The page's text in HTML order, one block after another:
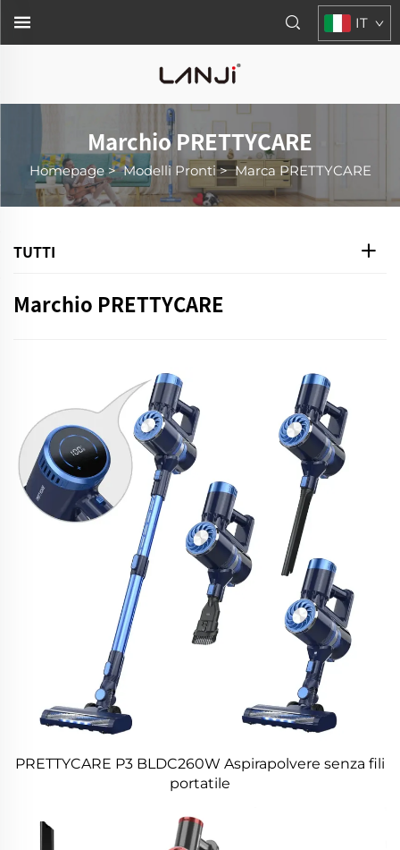
IT
Marchio PRETTYCARE
Homepage>Modelli Pronti>Marca PRETTYCARE
TUTTI
Marchio PRETTYCARE
PRETTYCARE P3 BLDC260W Aspirapolvere senza fili
portatile